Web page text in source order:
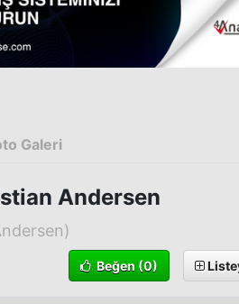
Galeri
Andersen
Beğen (0)